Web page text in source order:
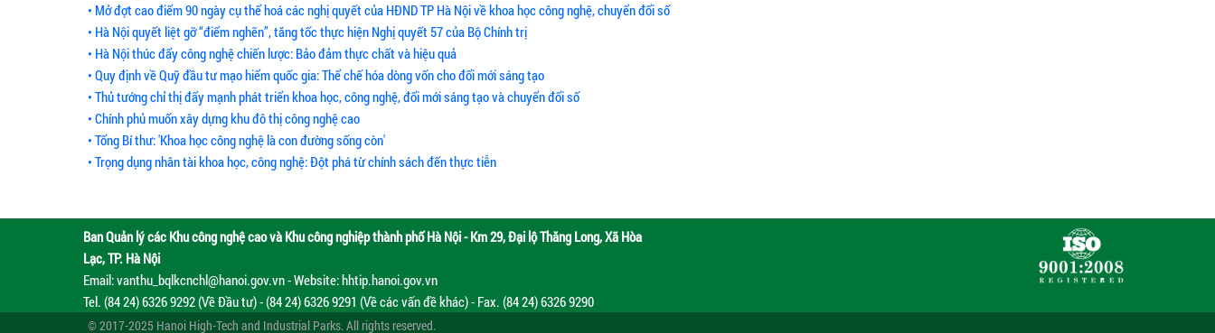
• Mở đợt cao điểm 90 ngày cụ thể hoá các nghị quyết của HĐND TP Hà Nội về khoa học công nghệ, chuyển đổi số
• Hà Nội quyết liệt gỡ “điểm nghẽn”, tăng tốc thực hiện Nghị quyết 57 của Bộ Chính trị
• Hà Nội thúc đẩy công nghệ chiến lược: Bảo đảm thực chất và hiệu quả
• Quy định về Quỹ đầu tư mạo hiểm quốc gia: Thể chế hóa dòng vốn cho đổi mới sáng tạo
• Thủ tướng chỉ thị đẩy mạnh phát triển khoa học, công nghệ, đổi mới sáng tạo và chuyển đổi số
• Chính phủ muốn xây dựng khu đô thị công nghệ cao
• Tổng Bí thư: 'Khoa học công nghệ là con đường sống còn'
• Trọng dụng nhân tài khoa học, công nghệ: Đột phá từ chính sách đến thực tiễn
Ban Quản lý các Khu công nghệ cao và Khu công nghiệp thành phố Hà Nội - Km 29, Đại lộ Thăng Long, Xã Hòa
Lạc, TP. Hà Nội
Email: vanthu_bqlkcnchl@hanoi.gov.vn - Website: hhtip.hanoi.gov.vn
Tel. (84 24) 6326 9292 (Về Đầu tư) - (84 24) 6326 9291 (Về các vấn đề khác) - Fax. (84 24) 6326 9290
© 2017-2025 Hanoi High-Tech and Industrial Parks. All rights reserved.